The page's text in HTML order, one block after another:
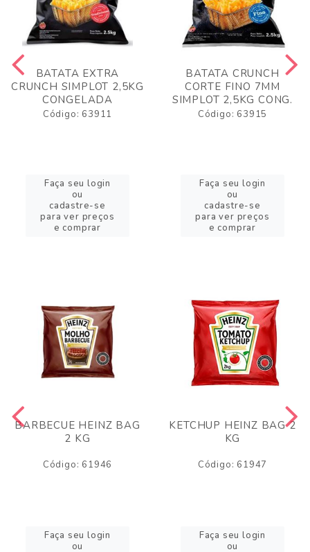
BATATA EXTRA
CRUNCH SIMPLOT 2,5KG
CONGELADA
Código: 63911
Faça seu login
ou
cadastre-se
para ver preços
e comprar
BATATA CRUNCH
CORTE FINO 7MM
SIMPLOT 2,5KG CONG.
Código: 63915
Faça seu login
ou
cadastre-se
para ver preços
e comprar
BARBECUE HEINZ BAG
2 KG
Código: 61946
Faça seu login
ou
KETCHUP HEINZ BAG 2
KG
Código: 61947
Faça seu login
ou